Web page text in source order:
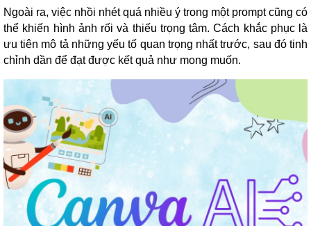
Ngoài ra, việc nhồi nhét quá nhiều ý trong một prompt cũng có
thể khiến hình ảnh rối và thiếu trọng tâm. Cách khắc phục là
ưu tiên mô tả những yếu tố quan trọng nhất trước, sau đó tinh
chỉnh dần để đạt được kết quả như mong muốn.